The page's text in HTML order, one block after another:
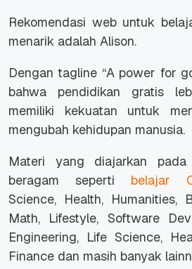
Rekomendasi web untuk
menarik adalah Alison.
Dengantagline “A power for
bahwa pendidikan gratis
memiliki kekuatan untuk
mengubah kehidupan manusia.
Materi yang diajarkan
beragam seperti belajar
Science, Health, Humanities,
Math, Lifestyle, Software
Engineering, Life Science,
Finance dan masih banyak